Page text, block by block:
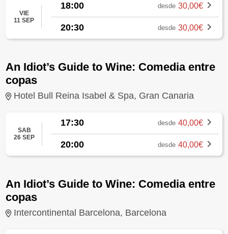
VIE
11 SEP
18:00 desde 30,00€
20:30 desde 30,00€
An Idiot’s Guide to Wine: Comedia entre
copas
Hotel Bull Reina Isabel & Spa, Gran Canaria
SAB
26 SEP
17:30 desde 40,00€
20:00 desde 40,00€
An Idiot’s Guide to Wine: Comedia entre
copas
Intercontinental Barcelona, Barcelona